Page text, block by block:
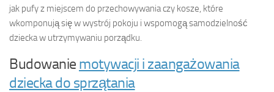
jak pufy z miejscem do przechowywania czy kosze, które
wkomponują się w wystrój pokoju i wspomogą samodzielność
dziecka w utrzymywaniu porządku.
Budowanie motywacji i zaangażowania
dziecka do sprzątania